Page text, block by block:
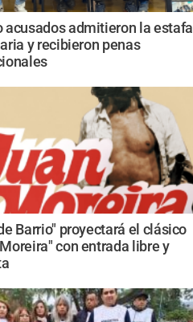
acusados admitieron la estafa
y recibieron penas
Barrio" proyectará el clásico
con entrada libre y